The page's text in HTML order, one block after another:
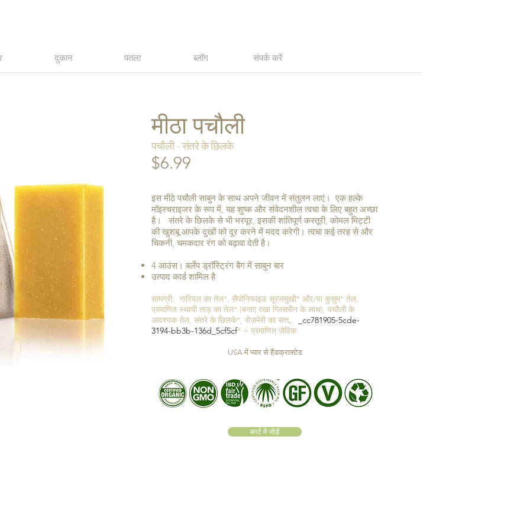
दुकान पतला ब्लॉग संपर्क करें
मीठा पचौली
पचौली - संतरे के छिलके
$6.99
इस मीठे पचौली साबुन के साथ अपने जीवन में संतुलन लाएं। एक हल्के
मॉइस्चराइजर के रूप में, यह शुष्क और संवेदनशील त्वचा के लिए बहुत अच्छा
है। संतरे के छिलके से भी भरपूर, इसकी शांतिपूर्ण कस्तूरी, कोमल मिट्टी
की खुशबू आपके दुखों को दूर करने में मदद करेगी। त्वचा कई तरह से और
चिकनी, चमकदार रंग को बढ़ावा देती है।
4 आउंस। बर्लेप ड्रॉस्ट्रिंग बैग में साबुन बार
उत्पाद कार्ड शामिल है
सामग्री: नारियल का तेल*, सैपोनिफाइड सूरजमुखी* और/या कुसुम* तेल,
प्रमाणित स्थायी ताड़ का तेल* (बनाए रखा ग्लिसरीन के साथ), पचौली के
आवश्यक तेल, संतरे के छिलके*, रोज़मेरी का सत्त. _cc781905-5cde-
3194-bb3b-136d_5cf5cf* = प्रमाणित जैविक
USA में प्यार से हैंडक्राफ़्टेड
कार्ट में जोड़ें